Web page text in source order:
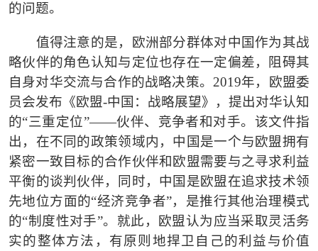
的问题。
值得注意的是，欧洲部分群体对中国作为其战
略伙伴的角色认知与定位也存在一定偏差，阻碍其
自身对华交流与合作的战略决策。 2019年，欧盟委
员会发布《欧盟-中国：战略展望》，提出对华认知
的“三重定位”——伙伴、竞争者和对手。该文件指
出，在不同的政策领域内，中国是一个与欧盟拥有
紧密一致目标的合作伙伴和欧盟需要与之寻求利益
平衡的谈判伙伴，同时，中国是欧盟在追求技术领
先地位方面的“经济竞争者”，是推行其他治理模式
的“制度性对手”。就此，欧盟认为应当采取灵活务
实的整体方法，有原则地捍卫自己的利益与价值